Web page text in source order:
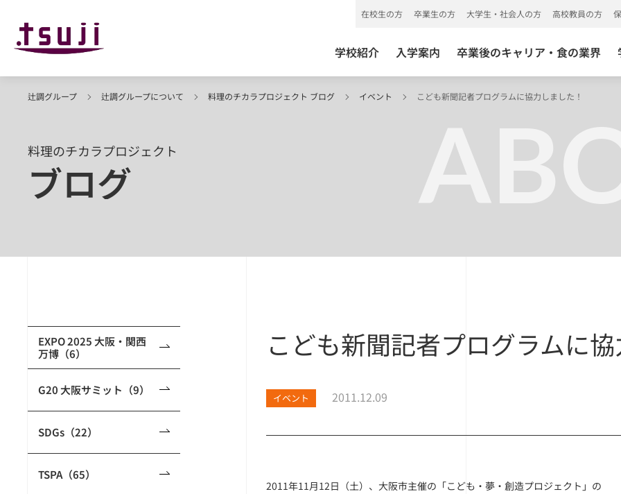
学校紹介 入学案内 卒業後のキャリア・食の業界
在校生の方 卒業生の方 大学生・社会人の方 高校教員の方
辻調グループ 辻調グループについて 料理のチカラプロジェクト ブログ イベント こども新聞記者プログラムに協力しました！
料理のチカラプロジェクト
ブログ
EXPO 2025 大阪・関西
万博（6）
G20 大阪サミット（9）
SDGs（22）
TSPA（65）
こども新聞記者プログラムに
イベント 2011.12.09
2011年11月12日（土）、大阪市主催の「こども・夢・創造プロジェクト」の